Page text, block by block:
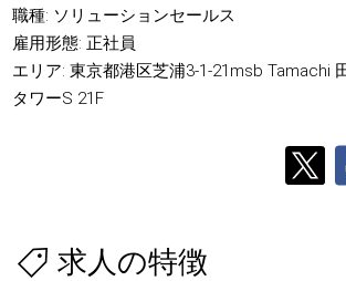
職種: ソリューションセールス
雇用形態: 正社員
エリア: 東京都港区芝浦3-1-21msb Tamachi
タワーS 21F
求人の特徴